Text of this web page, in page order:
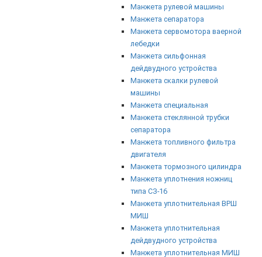
Манжета рулевой машины
Манжета сепаратора
Манжета сервомотора ваерной
лебедки
Манжета сильфонная
дейдвудного устройства
Манжета скалки рулевой
машины
Манжета специальная
Манжета стеклянной трубки
сепаратора
Манжета топливного фильтра
двигателя
Манжета тормозного цилиндра
Манжета уплотнения ножниц
типа СЗ-16
Манжета уплотнительная ВРШ
МИШ
Манжета уплотнительная
дейдвудного устройства
Манжета уплотнительная МИШ